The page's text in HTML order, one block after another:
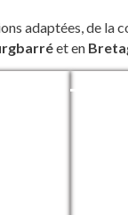
adaptées, de
et en